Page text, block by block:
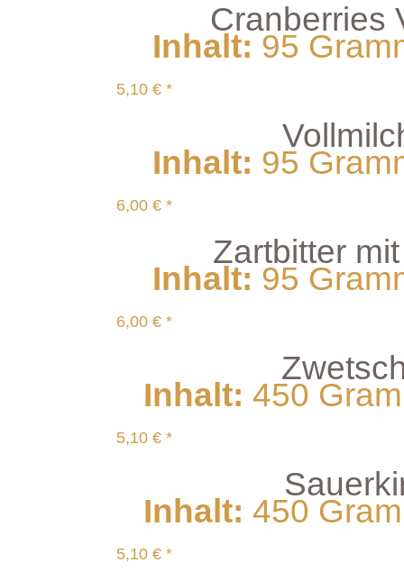
Cranberries
Inhalt: 95
5,10 € *
Inhalt: 95
6,00 € *
Zartbitter
Inhalt: 95
6,00 € *
Inhalt: 450
5,10 € *
Inhalt: 450
5,10 € *